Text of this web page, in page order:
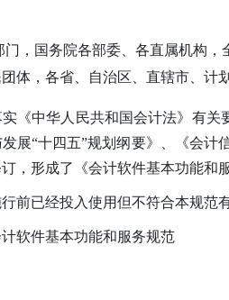
门，国务院各部委、各直属机构
体，各省、自治区、直辖市、计
中华人民共和国会计法》有关
发展“十四五”规划纲要》、《会
，形成了《会计软件基本功能和
已经投入使用但不符合本规范有
件基本功能和服务规范